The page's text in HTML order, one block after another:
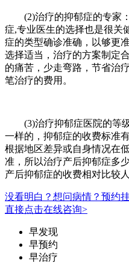
(2)治疗的抑郁症的专家：
症,专业医生的选择也是很关
症的类型确诊准确，以够更
选择适当，治疗的方案制定
的痛苦，少走弯路，节省治
笔治疗的费用。
(3)治疗抑郁症医院的等级
一样的，抑郁症的收费标准
根据地区差异或自身情况在
准，所以治疗产后抑郁症多
产后抑郁症的收费相对比较人
没看明白？想问病情？预约
直接点击在线咨询>
早发现
早预约
早治疗